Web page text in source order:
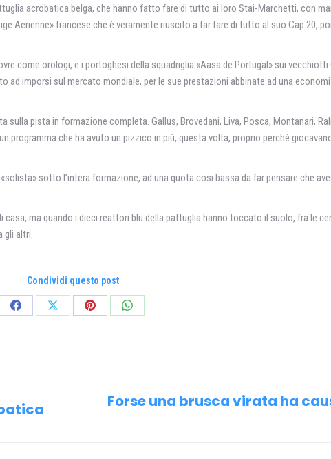
acrobatica belga, che hanno fatto fare di tutto ai loro Stai-Marchetti, con
Aerienne» francese che è veramente riuscito a far fare di tutto al suo Cap 20,
come orologi, e i portoghesi della squadriglia «Aasa de Portugal» sui
imporsi sul mercato mondiale, per le sue prestazioni abbinate ad una
pista in formazione completa. Gallus, Brovedani, Liva, Posca, Montanari,
programma che ha avuto un pizzico in più, questa volta, proprio perché
sotto l’intera formazione, ad una quota cosi bassa da far pensare che
ma quando i dieci reattori blu della pattuglia hanno toccato il suolo, fra le
gli altri.
Condividi questo post
CondividiCondividiCondividiCondividi
Prossimo
Forse una brusca virata ha